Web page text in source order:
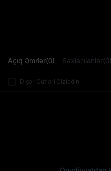
Açıq Əmrlər(0) Saxlanılanlar(0)
Digər Cütləri Gizlədin